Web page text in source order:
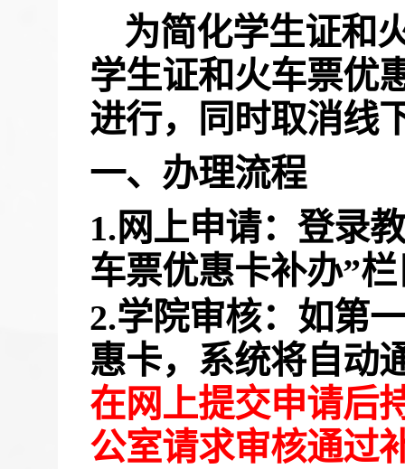
为简化学生证和
学生证和火车票优
进行，同时取消线
一、办理流程
1.网上申请：登录
车票优惠卡补办”
2.学院审核：如第
惠卡，系统将自动
在网上提交申请后
公室请求审核通过